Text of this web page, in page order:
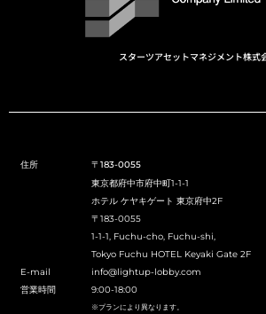
スターツアセットマネジメント株式
住所
〒183-0055
東京都府中市府中町1-1-1
ホテル ケヤキゲート 東京府中2F
〒183-0055
1-1-1, Fuchu-cho, Fuchu-shi,
Tokyo Fuchu HOTEL Keyaki Gate 2F
E-mail
info@lightup-lobby.com
営業時間
9:00-18:00
※プランにより異なります。